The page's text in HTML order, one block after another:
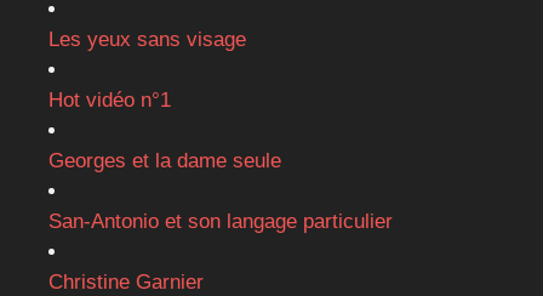
Les yeux sans visage
Hot vidéo n°1
Georges et la dame seule
San-Antonio et son langage particulier
Christine Garnier